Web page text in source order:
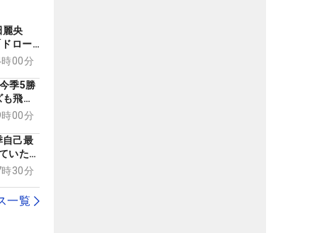
麗央
ロー
者のギ
00分
季5勝
飛び
は00分
自己最
いたも
30分
一覧